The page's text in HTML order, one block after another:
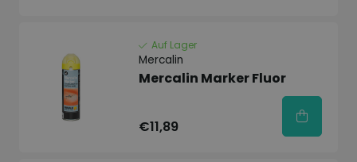
Auf Lager
Mercalin
Mercalin Marker Fluor
€11,89